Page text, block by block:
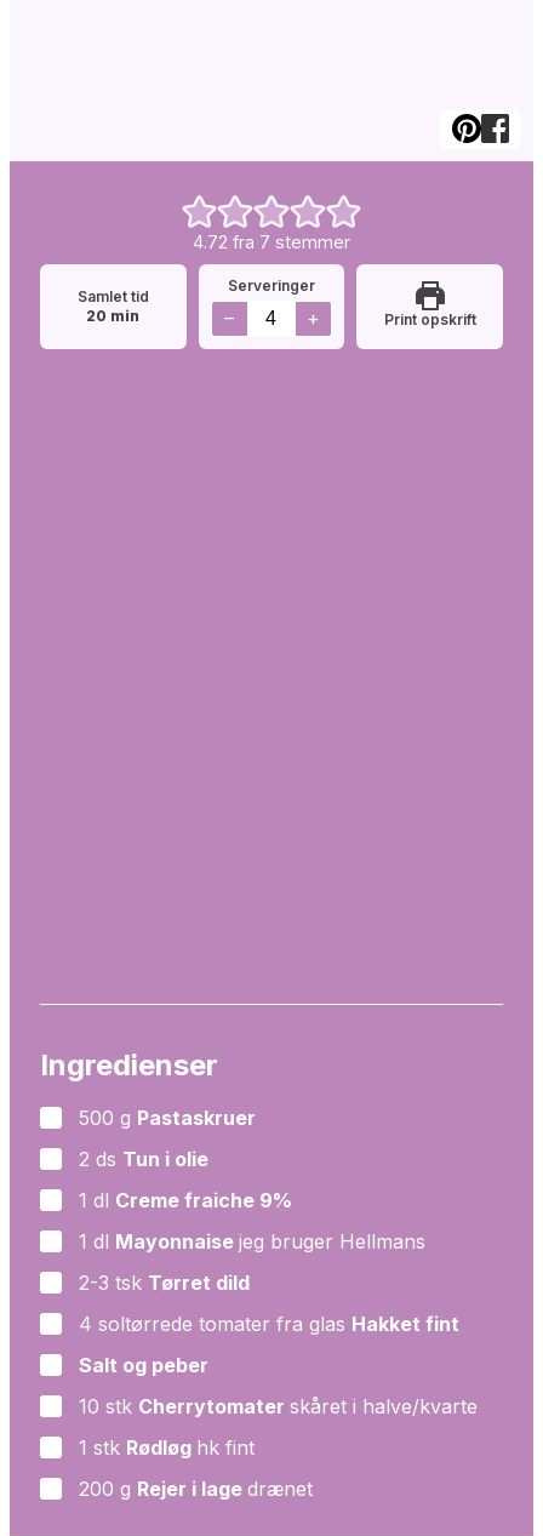
4.72 fra 7 stemmer
Samlet tid
20 minutter
min
Serveringer
– + Print opskrift
Ingredienser
▢
500 g Pastaskruer
▢
2 ds Tun i olie
▢
1 dl Creme fraiche 9%
▢
1 dl Mayonnaise jeg bruger Hellmans
▢
2-3 tsk Tørret dild
▢
4 soltørrede tomater fra glas Hakket fint
▢
Salt og peber
▢
10 stk Cherrytomater skåret i halve/kvarte
▢
1 stk Rødløg hk fint
▢
200 g Rejer i lage drænet